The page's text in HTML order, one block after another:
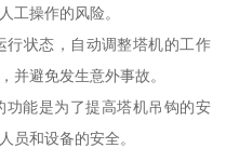
工操作的风险。
行状态，自动调整塔机的工作
并避免发生意外事故。
功能是为了提高塔机吊钩的安
员和设备的安全。